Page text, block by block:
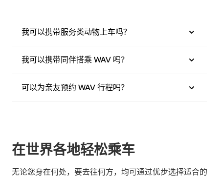
我可以携带服务类动物上车吗？
我可以携带同伴搭乘 WAV 吗？
可以为亲友预约 WAV 行程吗？
在世界各地轻松乘车
无论您身在何处，要去往何方，均可通过优步选择适合的